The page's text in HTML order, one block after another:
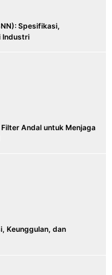
Spesifikasi,
Industri
Andal untuk Menjaga
Keunggulan, dan